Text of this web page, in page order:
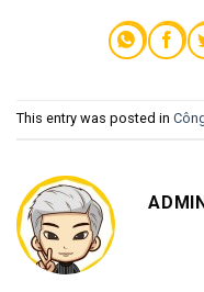
This entry was posted in